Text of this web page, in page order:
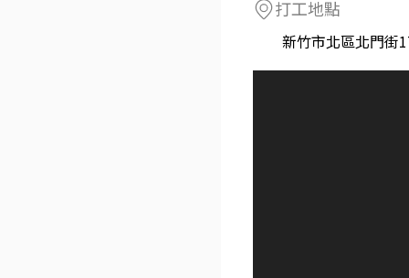
打工地點
新竹市北區北門街